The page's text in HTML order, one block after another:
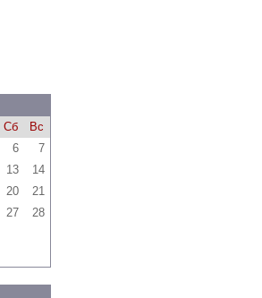
Сб
Вс
6
7
13
14
20
21
27
28